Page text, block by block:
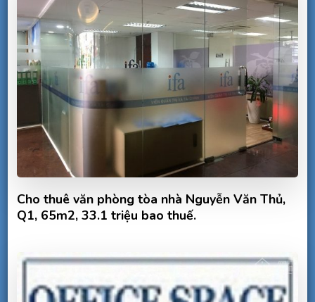
Cho thuê văn phòng tòa nhà Nguyễn Văn Thủ,
Q1, 65m2, 33.1 triệu bao thuế.